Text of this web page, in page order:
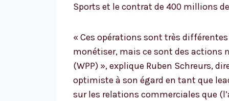
Sports et le contrat de 400 millions
« Ces opérations sont très
monétiser, mais ce sont des actions
(WPP) », explique Ruben Schreurs,
optimiste à son égard en tant que
sur les relations commerciales que